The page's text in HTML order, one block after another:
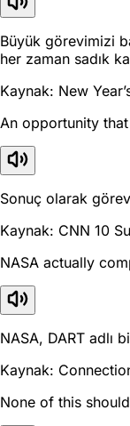
Büyük görevimizi
her zaman sadık
Kaynak: New
An opportunity
Sonuç olarak
Kaynak: CNN 10
NASA actually
NASA, DART adlı
Kaynak:
None of this